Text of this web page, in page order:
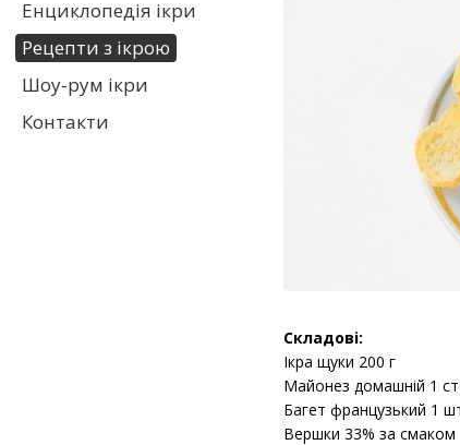
Складові:
Ікра щуки 200 г
Майонез домашній 1
Багет французький 1
Вершки 33% за смаком
Енциклопедія ікри
Рецепти з ікрою
Шоу-рум ікри
Контакти